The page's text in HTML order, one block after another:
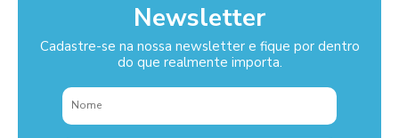
Newsletter
Cadastre-se na nossa newsletter e fique por dentro
do que realmente importa.